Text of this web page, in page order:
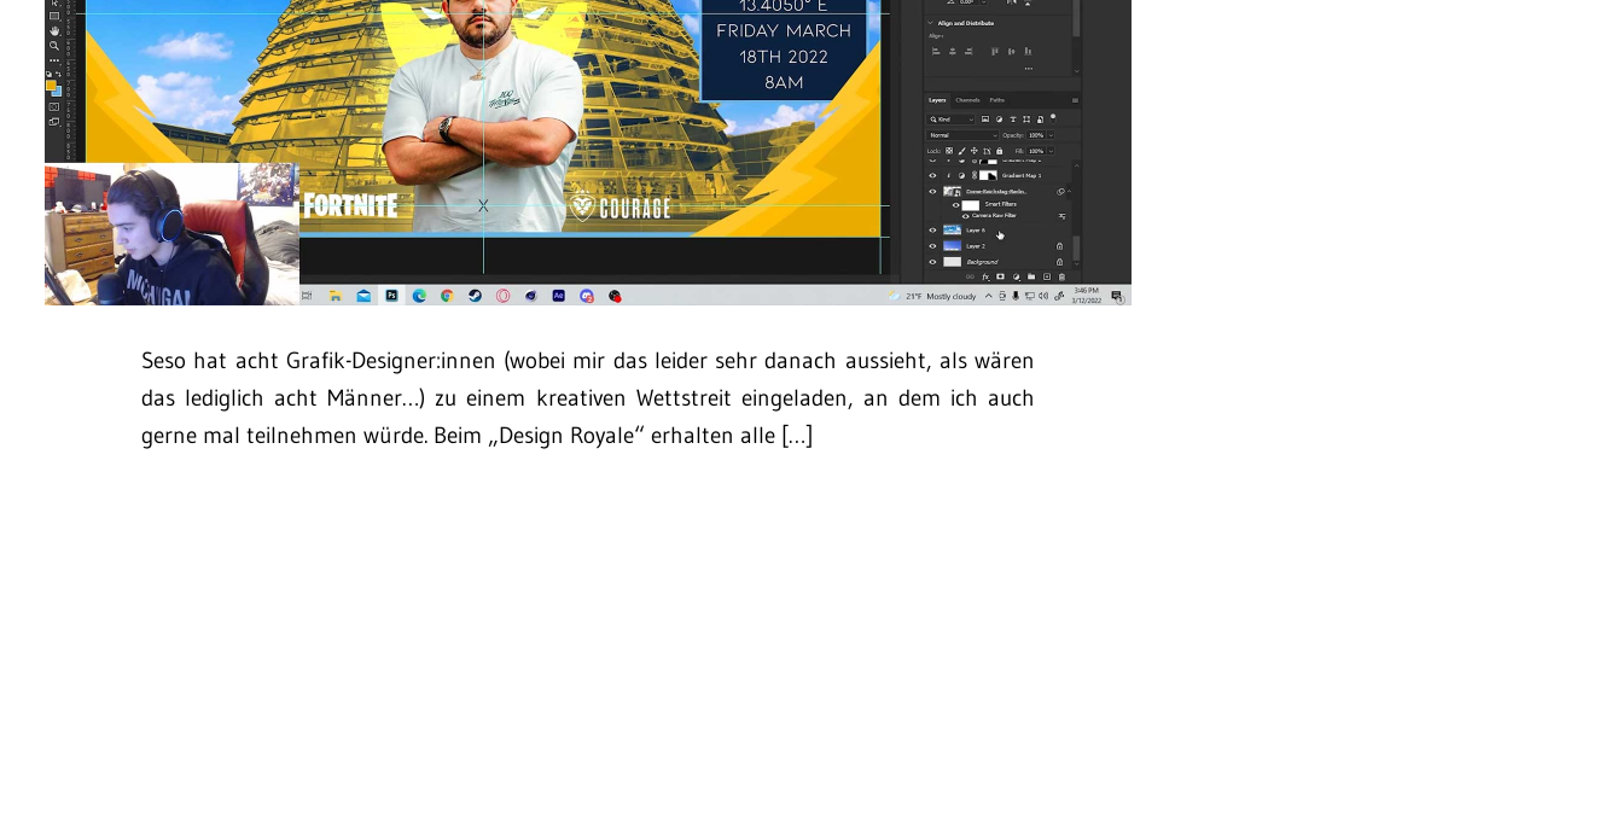
Seso hat acht Grafik-Designer:innen (wobei mir das leider sehr danach aussieht, als wären
das lediglich acht Männer…) zu einem kreativen Wettstreit eingeladen, an dem ich auch
gerne mal teilnehmen würde. Beim „Design Royale“ erhalten alle […]